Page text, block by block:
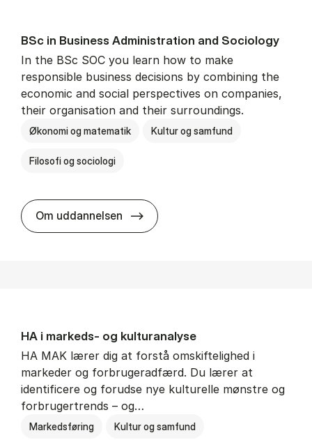
BSc in Busi­ness Ad­min­is­tra­tion and So­ci­ology
In the BSc SOC you learn how to make
responsible business decisions by combining the
economic and social perspectives on companies,
their organisation and their surroundings.
Økonomi og matematik Kultur og samfund
Filosofi og sociologi
Om uddannelsen BSc in Busi­ness Ad­min­is­tra­tion
HA i mar­keds- og kul­tu­r­a­na­ly­se
HA MAK lærer dig at forstå omskiftelighed i
markeder og forbrugeradfærd. Du lærer at
identificere og forudse nye kulturelle mønstre og
forbrugertrends – og…
Markedsføring Kultur og samfund